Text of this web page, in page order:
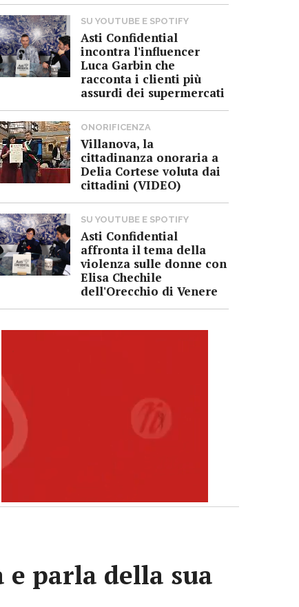
SU YOUTUBE E SPOTIFY
Asti Confidential
incontra l'influencer
Luca Garbin che
racconta i clienti più
assurdi dei supermercati
ONORIFICENZA
Villanova, la
cittadinanza onoraria a
Delia Cortese voluta dai
cittadini (VIDEO)
SU YOUTUBE E SPOTIFY
Asti Confidential
affronta il tema della
violenza sulle donne con
Elisa Chechile
dell'Orecchio di Venere
parla della sua